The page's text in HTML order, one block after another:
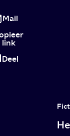
zou
de
benta
moeten
Mail
link
Deel